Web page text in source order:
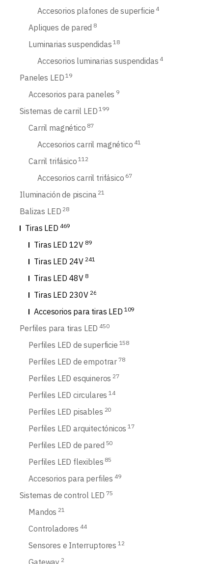
Accesorios plafones de superficie 4
Apliques de pared 8
Luminarias suspendidas 18
Accesorios luminarias suspendidas 4
Paneles LED 19
Accesorios para paneles 9
Sistemas de carril LED 199
Carril magnético 87
Accesorios carril magnético 41
Carril trifásico 112
Accesorios carril trifásico 67
Iluminación de piscina 21
Balizas LED 28
Tiras LED 469
Tiras LED 12V 89
Tiras LED 24V 241
Tiras LED 48V 8
Tiras LED 230V 26
Accesorios para tiras LED 109
Perfiles para tiras LED 450
Perfiles LED de superficie 158
Perfiles LED de empotrar 78
Perfiles LED esquineros 27
Perfiles LED circulares 14
Perfiles LED pisables 20
Perfiles LED arquitectónicos 17
Perfiles LED de pared 50
Perfiles LED flexibles 85
Accesorios para perfiles 49
Sistemas de control LED 75
Mandos 21
Controladores 44
Sensores e Interruptores 12
2